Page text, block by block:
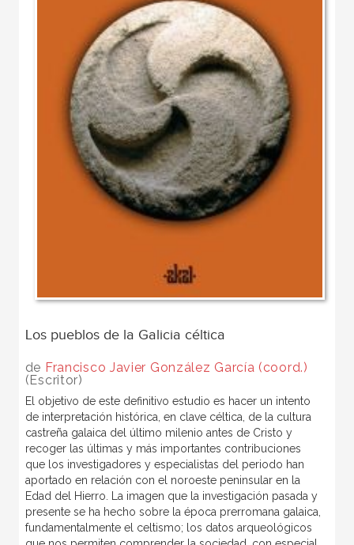
Los pueblos de la Galicia céltica
de Francisco Javier González García (coord.)
(Escritor)
El objetivo de este definitivo estudio es hacer un intento
de interpretación histórica, en clave céltica, de la cultura
castreña galaica del último milenio antes de Cristo y
recoger las últimas y más importantes contribuciones
que los investigadores y especialistas del periodo han
aportado en relación con el noroeste peninsular en la
Edad del Hierro. La imagen que la investigación pasada y
presente se ha hecho sobre la época prerromana galaica,
fundamentalmente el celtismo; los datos arqueológicos